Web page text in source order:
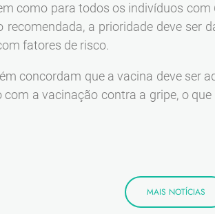
como para todos os indivíduos
recomendada, a prioridade deve ser
fatores de risco.
concordam que a vacina deve ser
com a vacinação contra a gripe, o
MAIS NOTÍCIAS